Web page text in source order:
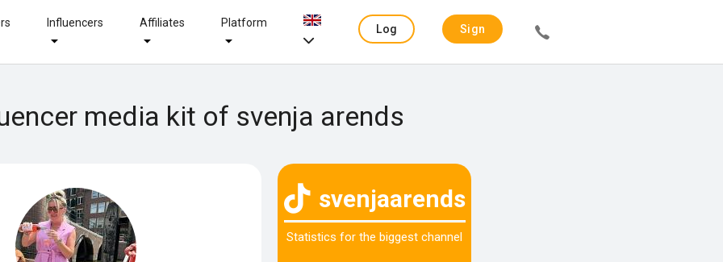
Influencers Affiliates Platform
Log
Sign
media kit of svenja arends
svenjaarends
Statistics for the biggest channel